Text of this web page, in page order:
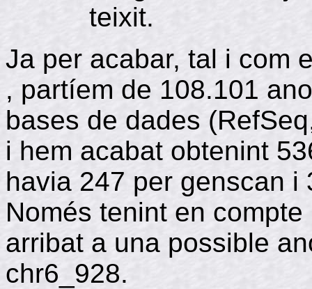
teixit.
Ja per acabar, tal i com
, partíem de 108.101
bases de dades
i hem acabat obtenint
havia 247 per genscan i
Només tenint en
arribat a una possible
chr6_928.